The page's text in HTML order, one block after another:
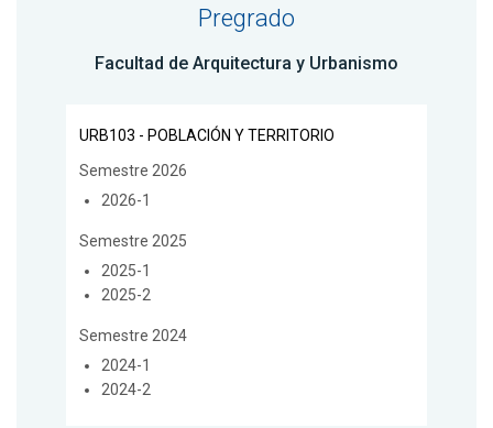
Pregrado
Facultad de Arquitectura y Urbanismo
URB103 - POBLACIÓN Y TERRITORIO
Semestre 2026
2026-1
Semestre 2025
2025-1
2025-2
Semestre 2024
2024-1
2024-2